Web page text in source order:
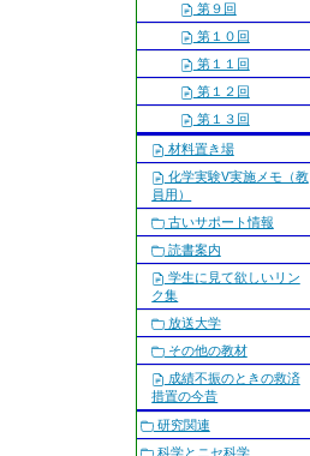
第９回
第１０回
第１１回
第１２回
第１３回
材料置き場
化学実験V実施メモ（教
員用）
古いサポート情報
読書案内
学生に見て欲しいリン
ク集
放送大学
その他の教材
成績不振のときの救済
措置の今昔
研究関連